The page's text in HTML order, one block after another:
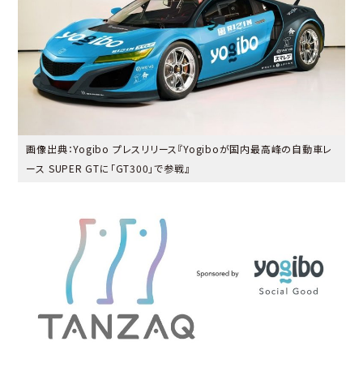
画像出典：Yogibo プレスリリース『Yogiboが国内最高峰の自動車レ
ース SUPER GTに「GT300」で参戦』